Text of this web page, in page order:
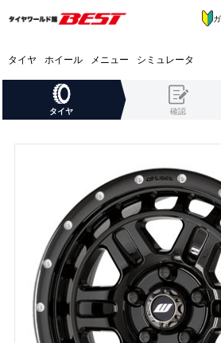
タイヤ ホイール メニュー シミュレータ
タイヤ 確認